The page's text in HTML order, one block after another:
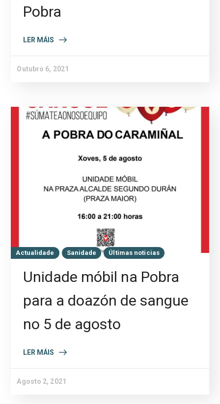
Pobra
LER MÁIS
Outubro 6, 2021
Actualidade Sanidade Últimas noticias
Unidade móbil na Pobra
para a doazón de sangue
no 5 de agosto
LER MÁIS
Agosto 2, 2021